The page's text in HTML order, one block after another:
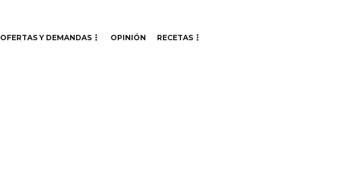
OFERTAS Y DEMANDAS OPINIÓN RECETAS